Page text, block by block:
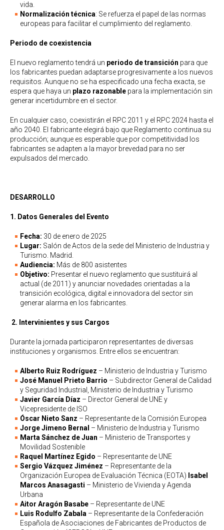
vida.
Normalización técnica: Se refuerza el papel de las normas
europeas para facilitar el cumplimiento del reglamento.
Periodo de coexistencia
El nuevo reglamento tendrá un periodo de transición para que
los fabricantes puedan adaptarse progresivamente a los nuevos
requisitos. Aunque no se ha especificado una fecha exacta, se
espera que haya un plazo razonable para la implementación sin
generar incertidumbre en el sector.
En cualquier caso, coexistirán el RPC 2011 y el RPC 2024 hasta el
año 2040. El fabricante elegirá bajo que Reglamento continua su
producción; aunque es esperable que por competitividad los
fabricantes se adapten a la mayor brevedad para no ser
expulsados del mercado.
DESARROLLO
1. Datos Generales del Evento
Fecha: 30 de enero de 2025
Lugar: Salón de Actos de la sede del Ministerio de Industria y
Turismo. Madrid.
Audiencia: Más de 800 asistentes
Objetivo: Presentar el nuevo reglamento que sustituirá al
actual (de 2011) y anunciar novedades orientadas a la
transición ecológica, digital e innovadora del sector sin
generar alarma en los fabricantes.
2. Intervinientes y sus Cargos
Durante la jornada participaron representantes de diversas
instituciones y organismos. Entre ellos se encuentran:
Alberto Ruiz Rodríguez – Ministerio de Industria y Turismo
José Manuel Prieto Barrio – Subdirector General de Calidad
y Seguridad Industrial, Ministerio de Industria y Turismo
Javier García Díaz – Director General de UNE y
Vicepresidente de ISO
Óscar Nieto Sanz – Representante de la Comisión Europea
Jorge Jimeno Bernal – Ministerio de Industria y Turismo
Marta Sánchez de Juan – Ministerio de Transportes y
Movilidad Sostenible
Raquel Martínez Egido – Representante de UNE
Sergio Vázquez Jiménez – Representante de la
Organización Europea de Evaluación Técnica (EOTA) Isabel
Marcos Anasagasti – Ministerio de Vivienda y Agenda
Urbana
Aitor Aragón Basabe – Representante de UNE
Luis Rodulfo Zabala – Representante de la Confederación
Española de Asociaciones de Fabricantes de Productos de